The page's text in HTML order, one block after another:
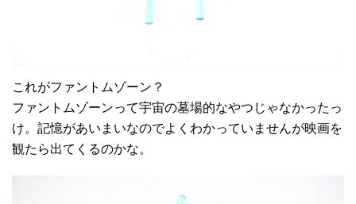
これがファントムゾーン？
ファントムゾーンって宇宙の墓場的なやつじゃなかったっ
け。記憶があいまいなのでよくわかっていませんが映画を
観たら出てくるのかな。